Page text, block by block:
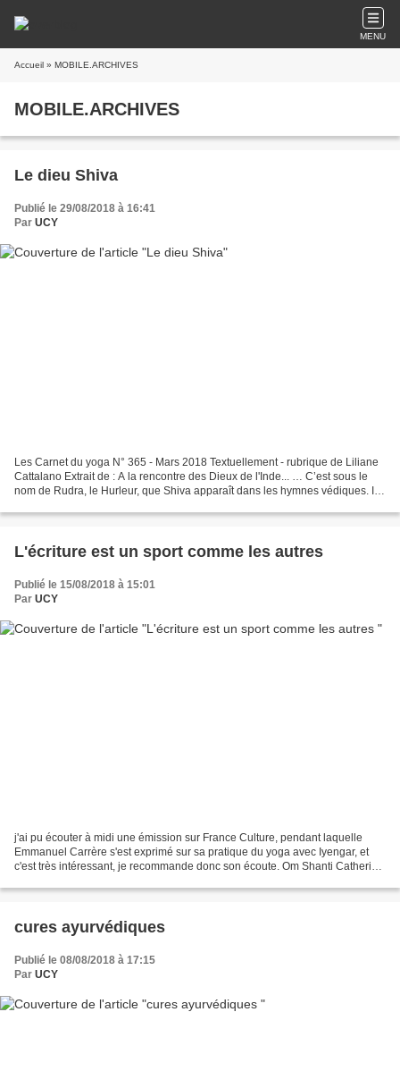
MENU
Accueil » MOBILE.ARCHIVES
MOBILE.ARCHIVES
Le dieu Shiva
Publié le 29/08/2018 à 16:41
Par UCY
Les Carnet du yoga N° 365 - Mars 2018 Textuellement - rubrique de Liliane
Cattalano Extrait de : A la rencontre des Dieux de l'Inde... … C’est sous le
nom de Rudra, le Hurleur, que Shiva apparaît dans les hymnes védiques. Il
L'écriture est un sport comme les autres
Publié le 15/08/2018 à 15:01
Par UCY
j'ai pu écouter à midi une émission sur France Culture, pendant laquelle
Emmanuel Carrère s'est exprimé sur sa pratique du yoga avec Iyengar, et
c'est très intéressant, je recommande donc son écoute. Om Shanti Catherine
cures ayurvédiques
Publié le 08/08/2018 à 17:15
Par UCY